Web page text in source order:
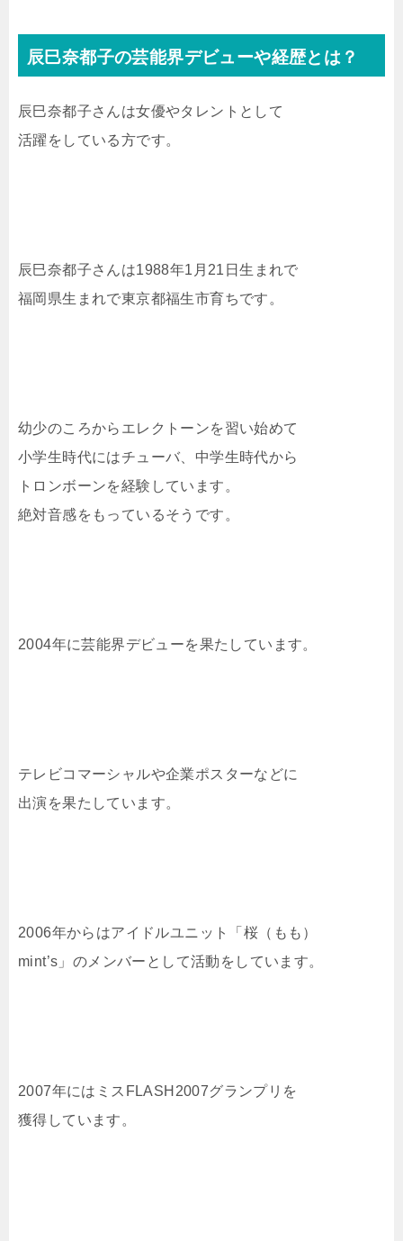
辰巳奈都子の芸能界デビューや経歴とは？
辰巳奈都子さんは女優やタレントとして
活躍をしている方です。
辰巳奈都子さんは1988年1月21日生まれで
福岡県生まれで東京都福生市育ちです。
幼少のころからエレクトーンを習い始めて
小学生時代にはチューバ、中学生時代から
トロンボーンを経験しています。
絶対音感をもっているそうです。
2004年に芸能界デビューを果たしています。
テレビコマーシャルや企業ポスターなどに
出演を果たしています。
2006年からはアイドルユニット「桜（もも）
mint’s」のメンバーとして活動をしています。
2007年にはミスFLASH2007グランプリを
獲得しています。